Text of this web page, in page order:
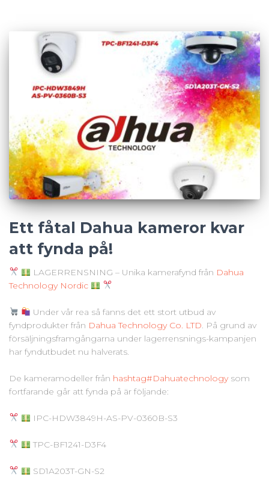
Ett fåtal Dahua kameror kvar
att fynda på!
LAGERRENSNING – Unika kamerafynd från Dahua
Technology Nordic
Under vår rea så fanns det ett stort utbud av
fyndprodukter från Dahua Technology Co. LTD. På grund av
försäljningsframgångarna under lagerrensnings-kampanjen
har fyndutbudet nu halverats.
De kameramodeller från hashtag#Dahuatechnology som
fortfarande går att fynda på är följande:
IPC-HDW3849H-AS-PV-0360B-S3
TPC-BF1241-D3F4
SD1A203T-GN-S2